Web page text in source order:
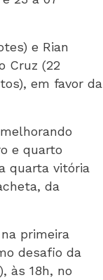
e Rian
Cruz (22
em favor da
e quarto
quarta vitória
da
primeira
desafio da
às 18h, no